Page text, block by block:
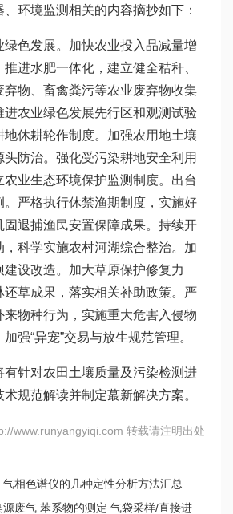
环境监测相关的内容摘抄如下：
绿色发展。加快农业投入品减量增
进水肥一体化，建立健全秸秆、
弃物、畜禽粪污等农业废弃物收集
进农业绿色发展先行区和观测试验
地休耕轮作制度。加强农用地土壤
防治。强化受污染耕地安全利用
业生态环境保护监测制度。出台
。严格执行休禁渔期制度，实施好
固退捕渔民安置保障成果。持续开
，科学实施农村河湖综合整治。加
设改造。加大草原保护修复力
还草成果，落实相关补助政策。严
来物种行为，实施重大危害入侵物
强“异宠”交易与放生规范管理。
有针对农田土壤质量及污染检测进
规范解读并制定蕞新解决方案。
www.runyangyiqi.com 转载请注明出处
气相色谱仪的几种定性分析方法汇总
废气 苯系物的测定 气袋采样/直接进